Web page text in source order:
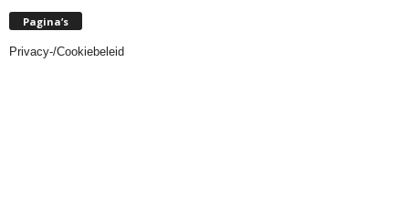
Pagina’s
Privacy-/Cookiebeleid